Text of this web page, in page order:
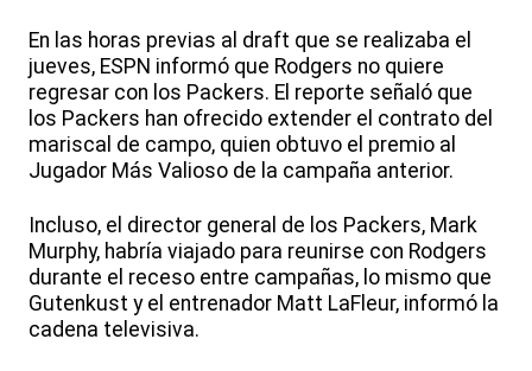
En las horas previas al draft que se realizaba el
jueves, ESPN informó que Rodgers no quiere
regresar con los Packers. El reporte señaló que
los Packers han ofrecido extender el contrato del
mariscal de campo, quien obtuvo el premio al
Jugador Más Valioso de la campaña anterior.
Incluso, el director general de los Packers, Mark
Murphy, habría viajado para reunirse con Rodgers
durante el receso entre campañas, lo mismo que
Gutenkust y el entrenador Matt LaFleur, informó la
cadena televisiva.